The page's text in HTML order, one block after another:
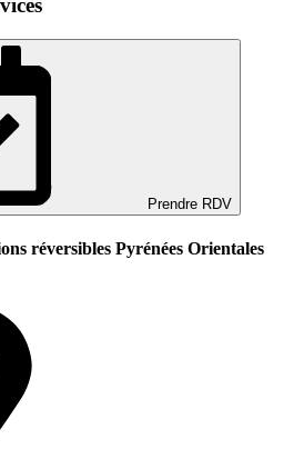
Prendre RDV
réversibles Pyrénées Orientales